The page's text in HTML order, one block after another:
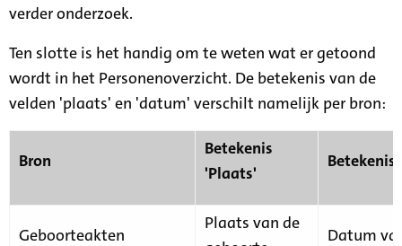
verder onderzoek.
Ten slotte is het handig om te weten wat er getoond
wordt in het Personenoverzicht. De betekenis van de
velden 'plaats' en 'datum' verschilt namelijk per bron:
Bron
Betekenis
'Plaats'
Geboorteakten
Plaats van de
Datum